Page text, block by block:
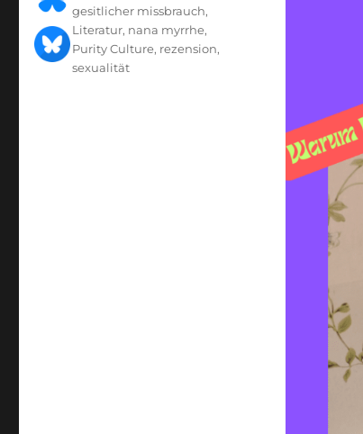
gesitlicher missbrauch,
Literatur, nana myrrhe,
Purity Culture, rezension,
sexualität